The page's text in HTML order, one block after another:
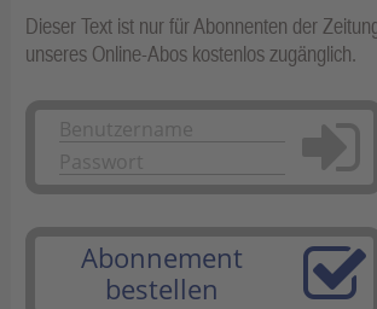
Dieser Text ist nur für Abonnenten der
unseres Online-Abos kostenlos zugänglich.
Anmelden
Abonnement
bestellen